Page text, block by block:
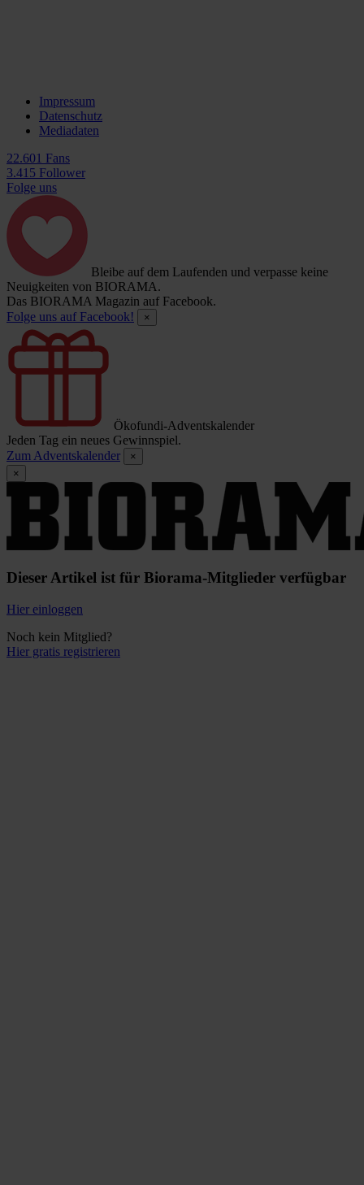
Impressum
Datenschutz
Mediadaten
22.601 Fans
3.415 Follower
Folge uns
Bleibe auf dem Laufenden und verpasse keine
Neuigkeiten von BIORAMA.
Das BIORAMA Magazin auf Facebook.
Folge uns auf Facebook!
×
Ökofundi-Adventskalender
Jeden Tag ein neues Gewinnspiel.
Zum Adventskalender
×
×
Dieser Artikel ist für Biorama-Mitglieder verfügbar
Hier einloggen
Noch kein Mitglied?
Hier gratis registrieren